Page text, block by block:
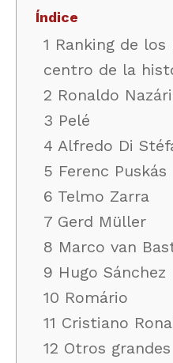
Índice
1 Ranking de
centro de la
2 Ronaldo
3 Pelé
4 Alfredo Di
5 Ferenc Puskás
6 Telmo Zarra
7 Gerd Müller
8 Marco van
9 Hugo Sánchez
10 Romário
11 Cristiano
12 Otros